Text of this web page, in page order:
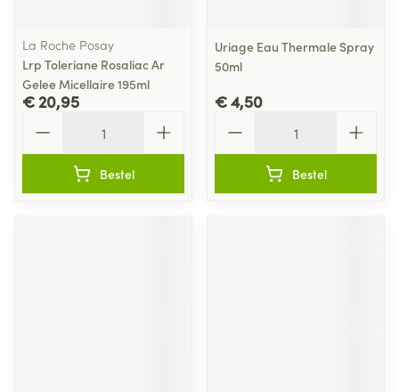
La Roche Posay
Lrp Toleriane Rosaliac Ar
Gelee Micellaire 195ml
€ 20,95
Bestel
Uriage Eau Thermale Spray
50ml
€ 4,50
Bestel